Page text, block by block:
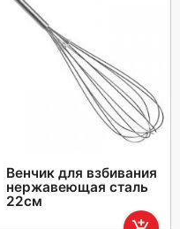
Венчик для взбивания
нержавеющая сталь
22см